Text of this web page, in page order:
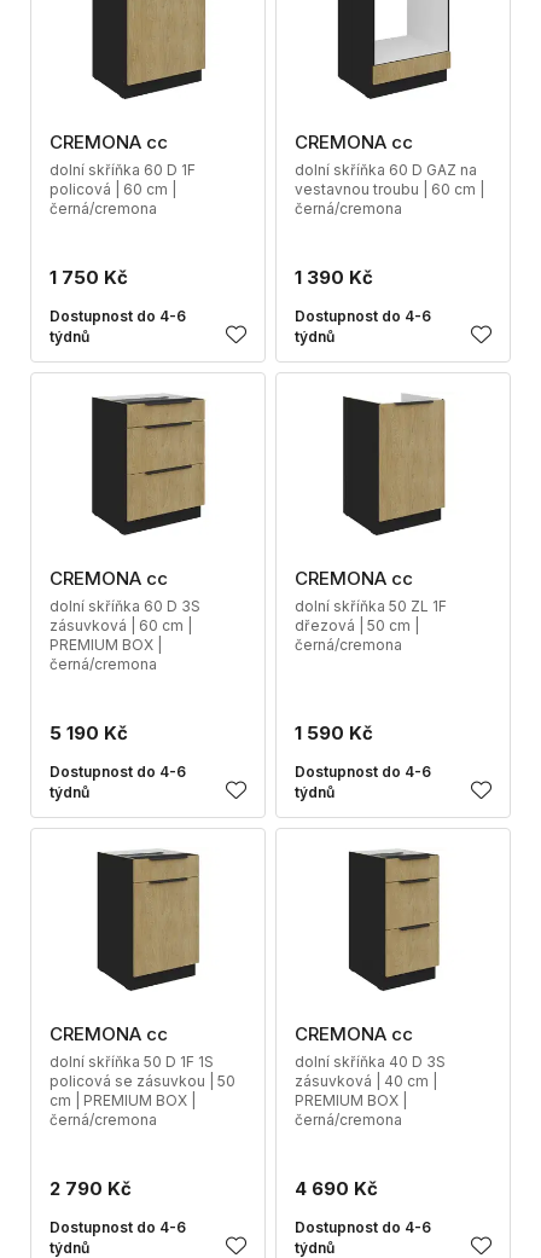
CREMONA cc
dolní skříňka 60 D 1F
policová | 60 cm |
černá/cremona
1 750 Kč
Dostupnost do 4-6
týdnů
CREMONA cc
dolní skříňka 60 D GAZ na
vestavnou troubu | 60 cm |
černá/cremona
1 390 Kč
Dostupnost do 4-6
týdnů
CREMONA cc
dolní skříňka 60 D 3S
zásuvková | 60 cm |
PREMIUM BOX |
černá/cremona
5 190 Kč
Dostupnost do 4-6
týdnů
CREMONA cc
dolní skříňka 50 ZL 1F
dřezová | 50 cm |
černá/cremona
1 590 Kč
Dostupnost do 4-6
týdnů
CREMONA cc
dolní skříňka 50 D 1F 1S
policová se zásuvkou | 50
cm | PREMIUM BOX |
černá/cremona
2 790 Kč
Dostupnost do 4-6
týdnů
CREMONA cc
dolní skříňka 40 D 3S
zásuvková | 40 cm |
PREMIUM BOX |
černá/cremona
4 690 Kč
Dostupnost do 4-6
týdnů